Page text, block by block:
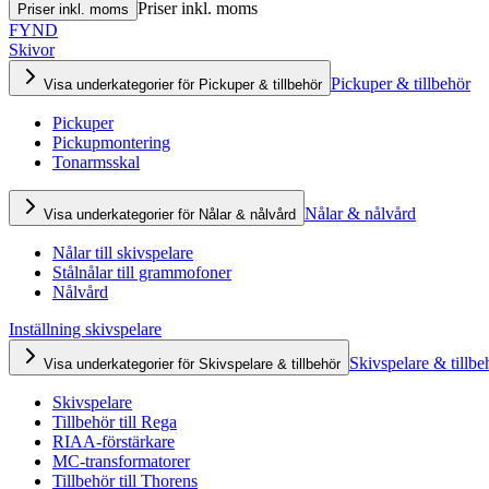
Priser inkl. moms Priser inkl. moms
FYND
Skivor
Visa underkategorier för Pickuper & tillbehör Pickuper & tillbehör
Pickuper
Pickupmontering
Tonarmsskal
Visa underkategorier för Nålar & nålvård Nålar & nålvård
Nålar till skivspelare
Stålnålar till grammofoner
Nålvård
Inställning skivspelare
Visa underkategorier för Skivspelare & tillbehör Skivspelare &
Skivspelare
Tillbehör till Rega
RIAA-förstärkare
MC-transformatorer
Tillbehör till Thorens